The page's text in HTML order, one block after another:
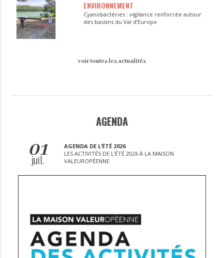
ENVIRONNEMENT
Cyanobactéries : vigilance renforcée autour
des bassins du Val d’Europe
voir toutes les actualités
AGENDA
01
juil.
AGENDA DE L’ÉTÉ 2026
LES ACTIVITÉS DE L’ÉTÉ 2026 À LA MAISON
VALEUROPÉENNE